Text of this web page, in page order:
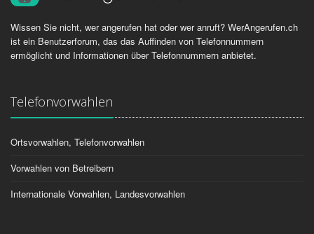
Wissen Sie nicht, wer angerufen hat oder wer anruft? WerAngerufen.ch
ist ein Benutzerforum, das das Auffinden von Telefonnummern
ermöglicht und Informationen über Telefonnummern anbietet.
Telefonvorwahlen
Ortsvorwahlen, Telefonvorwahlen
Vorwahlen von Betreibern
Internationale Vorwahlen, Landesvorwahlen